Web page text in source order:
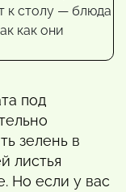
под
зелень в
листья
Но если у вас